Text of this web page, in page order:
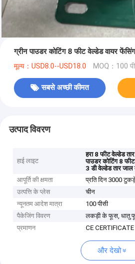
ग्रीन पाउडर कोटिंग 8 फीट वेल्डेड वायर
मूल्य：USD8.0--USD18.0 MOQ：100
सबसे अच्छी कीमत
उत्पाद विवरण
हाई लाइट
हरा 8 फीट वेल्डेड
पाउडर कोटिंग 8
3 डी वेल्डेड तार जाल
आपूर्ति की क्षमता
प्रति दिन 3000
उत्पत्ति के प्लेस
चीन
न्यूनतम आदेश मात्रा
100 पीसी
पैकेजिंग विवरण
लकड़ी के फूस, धातु
प्रमाणन
CE
और देखो